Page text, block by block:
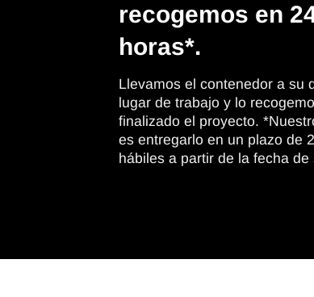
recogemos en
horas*.
Llevamos el contenedor a su
lugar de trabajo y lo
finalizado el proyecto.
es entregarlo en un plazo de
hábiles a partir de la fecha de